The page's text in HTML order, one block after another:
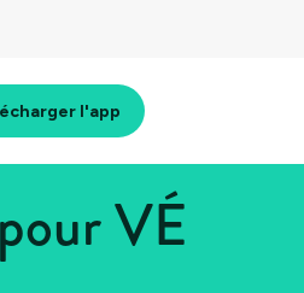
l'app
VÉ